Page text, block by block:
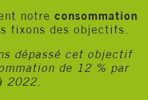
notre consommation
fixons des objectifs.
dépassé cet objectif
de 12 % par
2022.